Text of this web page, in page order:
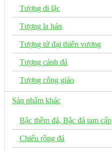
Tượng di lặc
Tượng la hán
Tượng tứ đại thiên vương
Tượng cảnh đá
Tượng công giáo
Sản phẩm khác
Bậc thềm đá, Bậc đá tam cấp
Chiếu rồng đá